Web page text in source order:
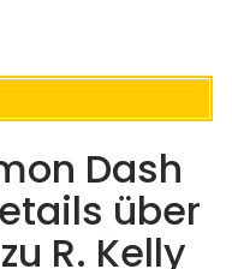
Dash
über
R. Kelly